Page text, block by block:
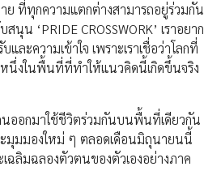
ย ที่ทุกความแตกต่างสามารถอยู่ร่วมกัน
น ‘PRIDE CROSSWORK’ เราอยาก
ะความเข้าใจ เพราะเราเชื่อว่าโลกที่
หนึ่งในพื้นที่ที่ทำให้แนวคิดนี้เกิดขึ้นจริง
นออกมาใช้ชีวิตร่วมกันบนพื้นที่เดียวกัน
มุมมองใหม่ ๆ ตลอดเดือนมิถุนายนนี้
ลิมฉลองตัวตนของตัวเองอย่างภาค